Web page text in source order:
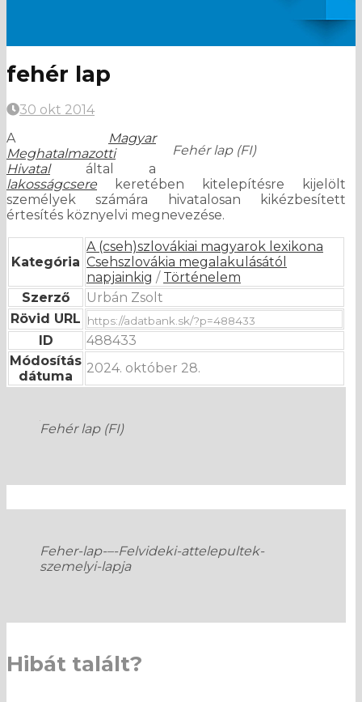
fehér lap
30 okt 2014
Fehér lap (FI)
A
Magyar
Meghatalmazotti
Hivataláltal a
lakosságcsere keretében kitelepítésre kijelölt
személyek számára hivatalosan kikézbesített
értesítés köznyelvi megnevezése.
Kategória
A (cseh)szlovákiai magyarok lexikona
Csehszlovákia megalakulásától
napjainkig / Történelem
Szerző
Urbán Zsolt
Rövid URL
ID
488433
Módosítás
dátuma
2024. október 28.
Fehér lap (FI)
Feher-lap-–-Felvideki-attelepultek-
szemelyi-lapja
Hibát talált?